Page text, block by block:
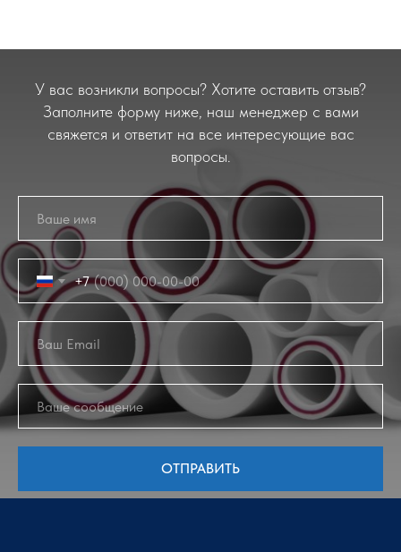
У вас возникли вопросы? Хотите оставить отзыв?
Заполните форму ниже, наш менеджер с вами
свяжется и ответит на все интересующие вас
вопросы.
+7
ОТПРАВИТЬ